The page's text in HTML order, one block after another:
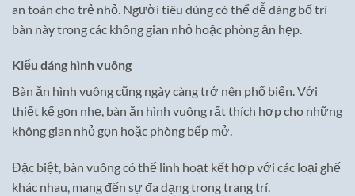
an toàn cho trẻ nhỏ. Người tiêu dùng có thể dễ dàng bố trí
bàn này trong các không gian nhỏ hoặc phòng ăn hẹp.
Kiểu dáng hình vuông
Bàn ăn hình vuông cũng ngày càng trở nên phổ biến. Với
thiết kế gọn nhẹ, bàn ăn hình vuông rất thích hợp cho những
không gian nhỏ gọn hoặc phòng bếp mở.
Đặc biệt, bàn vuông có thể linh hoạt kết hợp với các loại ghế
khác nhau, mang đến sự đa dạng trong trang trí.